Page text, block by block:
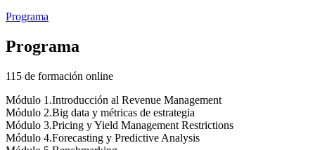
Programa
Programa
115 de formación online
Módulo 1.Introducción al Revenue Management
Módulo 2.Big data y métricas de estrategia
Módulo 3.Pricing y Yield Management Restrictions
Módulo 4.Forecasting y Predictive Analysis